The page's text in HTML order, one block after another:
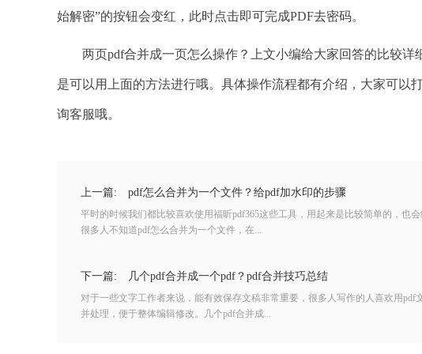
始解密”的按钮会变红，此时点击即可完成PDF去密码。
两页pdf合并成一页怎么操作？上文小编给大家回答的比较详
是可以用上面的方法进行哦。具体操作流程都有介绍，大家可以
询客服哦。
上一篇: pdf怎么合并为一个文件？给pdf加水印的步骤
平时的时候我们都比较喜欢使用福昕pdf365这些工具，用起来是比较简单的，也会
很多人不知道pdf怎么合并为一个文件，在...
下一篇: 几个pdf合并成一个pdf？pdf合并技巧总结
对于一些文字工作者来说，能有效保存文稿非常重要，很多人写作的人喜欢用pdf
并处理，便于整体编辑修改。几个pdf合并成...